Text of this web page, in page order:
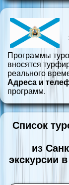
Программы
вносятся
реального
Адреса и
программ.
Список
из
экскурсии